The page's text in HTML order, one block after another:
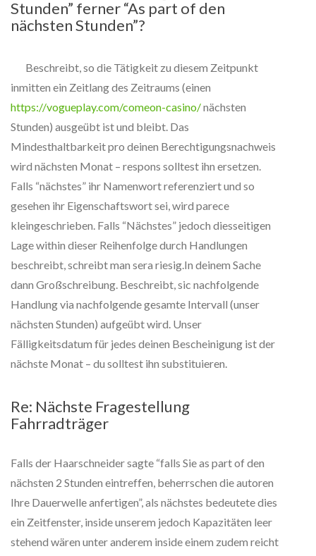
Stunden” ferner “As part of den
nächsten Stunden”?
Beschreibt, so die Tätigkeit zu diesem Zeitpunkt
inmitten ein Zeitlang des Zeitraums (einen
https://vogueplay.com/comeon-casino/nächsten
Stunden) ausgeübt ist und bleibt. Das
Mindesthaltbarkeit pro deinen Berechtigungsnachweis
wird nächsten Monat – respons solltest ihn ersetzen.
Falls “nächstes” ihr Namenwort referenziert und so
gesehen ihr Eigenschaftswort sei, wird parece
kleingeschrieben. Falls “Nächstes” jedoch diesseitigen
Lage within dieser Reihenfolge durch Handlungen
beschreibt, schreibt man sera riesig.In deinem Sache
dann Großschreibung. Beschreibt, sic nachfolgende
Handlung via nachfolgende gesamte Intervall (unser
nächsten Stunden) aufgeübt wird. Unser
Fälligkeitsdatum für jedes deinen Bescheinigung ist der
nächste Monat – du solltest ihn substituieren.
Re: Nächste Fragestellung
Fahrradträger
Falls der Haarschneider sagte “falls Sie as part of den
nächsten 2 Stunden eintreffen, beherrschen die autoren
Ihre Dauerwelle anfertigen”, als nächstes bedeutete dies
ein Zeitfenster, inside unserem jedoch Kapazitäten leer
stehend wären unter anderem inside einem zudem reicht